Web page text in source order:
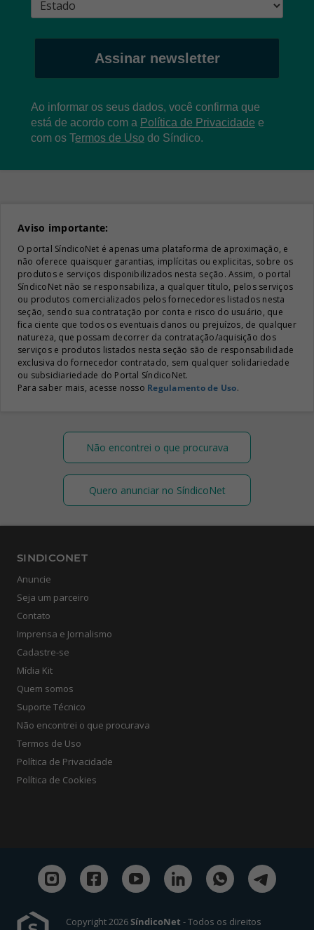
Assinar newsletter
Ao informar os seus dados, você confirma que
está de acordo com a Política de Privacidade e
com os Termos de Uso do Síndico.
Aviso importante:
O portal SíndicoNet é apenas uma plataforma de aproximação, e
não oferece quaisquer garantias, implícitas ou explicitas, sobre os
produtos e serviços disponibilizados nesta seção. Assim, o portal
SíndicoNet não se responsabiliza, a qualquer título, pelos serviços
ou produtos comercializados pelos fornecedores listados nesta
seção, sendo sua contratação por conta e risco do usuário, que
fica ciente que todos os eventuais danos ou prejuízos, de qualquer
natureza, que possam decorrer da contratação/aquisição dos
serviços e produtos listados nesta seção são de responsabilidade
exclusiva do fornecedor contratado, sem qualquer solidariedade
ou subsidiariedade do Portal SíndicoNet.
Para saber mais, acesse nosso Regulamento de Uso.
Não encontrei o que procurava
Quero anunciar no SíndicoNet
SINDICONET
Anuncie
Seja um parceiro
Contato
Imprensa e Jornalismo
Cadastre-se
Mídia Kit
Quem somos
Suporte Técnico
Não encontrei o que procurava
Termos de Uso
Política de Privacidade
Política de Cookies
Copyright 2026SíndicoNet - Todos os direitos